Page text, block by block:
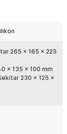
menjaga
suhu
mengatur suhu
material
tetap maksimal
stabil
menunggu
265 x 165 x 225
x 135 x 100 mm
230 x 125 x